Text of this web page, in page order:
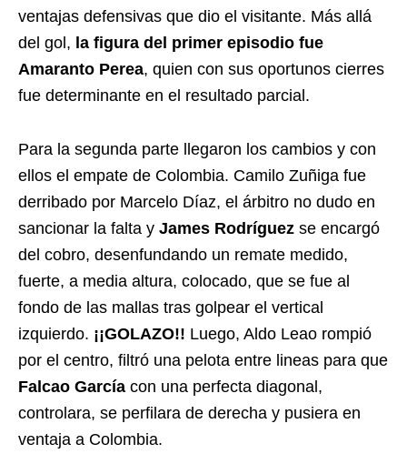
ventajas defensivas que dio el visitante. Más allá
del gol, la figura del primer episodio fue
Amaranto Perea, quien con sus oportunos cierres
fue determinante en el resultado parcial.
Para la segunda parte llegaron los cambios y con
ellos el empate de Colombia. Camilo Zuñiga fue
derribado por Marcelo Díaz, el árbitro no dudo en
sancionar la falta y James Rodríguez se encargó
del cobro, desenfundando un remate medido,
fuerte, a media altura, colocado, que se fue al
fondo de las mallas tras golpear el vertical
izquierdo. ¡¡GOLAZO!! Luego, Aldo Leao rompió
por el centro, filtró una pelota entre lineas para que
Falcao García con una perfecta diagonal,
controlara, se perfilara de derecha y pusiera en
ventaja a Colombia.